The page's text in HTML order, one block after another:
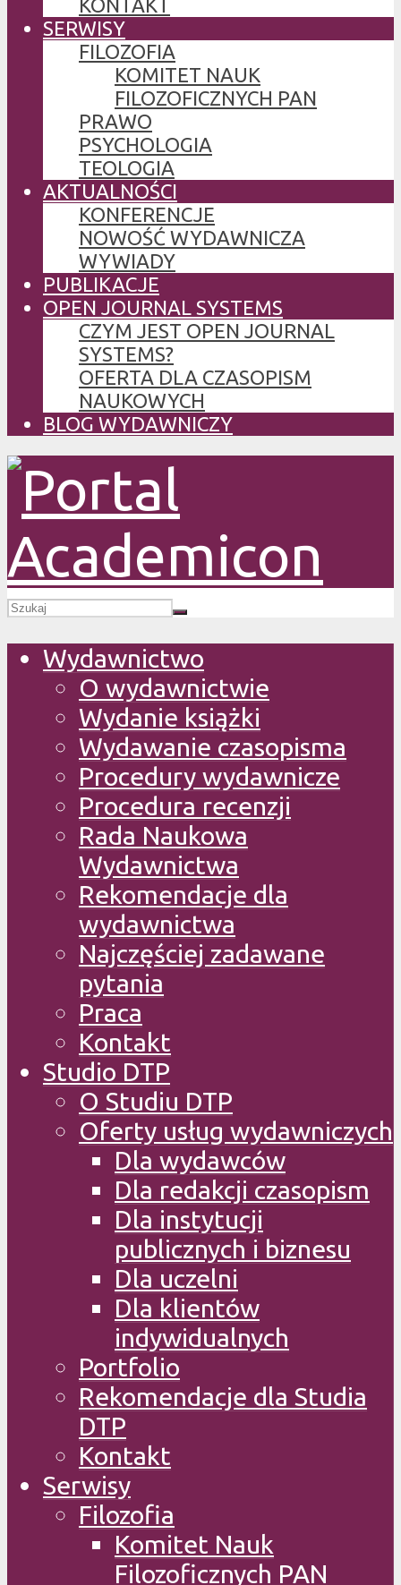
KONTAKT
SERWISY
FILOZOFIA
KOMITET NAUK
FILOZOFICZNYCH PAN
PRAWO
PSYCHOLOGIA
TEOLOGIA
AKTUALNOŚCI
KONFERENCJE
NOWOŚĆ WYDAWNICZA
WYWIADY
PUBLIKACJE
OPEN JOURNAL SYSTEMS
CZYM JEST OPEN JOURNAL
SYSTEMS?
OFERTA DLA CZASOPISM
NAUKOWYCH
BLOG WYDAWNICZY
Wydawnictwo
O wydawnictwie
Wydanie książki
Wydawanie czasopisma
Procedury wydawnicze
Procedura recenzji
Rada Naukowa
Wydawnictwa
Rekomendacje dla
wydawnictwa
Najczęściej zadawane
pytania
Praca
Kontakt
Studio DTP
O Studiu DTP
Oferty usług wydawniczych
Dla wydawców
Dla redakcji czasopism
Dla instytucji
publicznych i biznesu
Dla uczelni
Dla klientów
indywidualnych
Portfolio
Rekomendacje dla Studia
DTP
Kontakt
Serwisy
Filozofia
Komitet Nauk
Filozoficznych PAN